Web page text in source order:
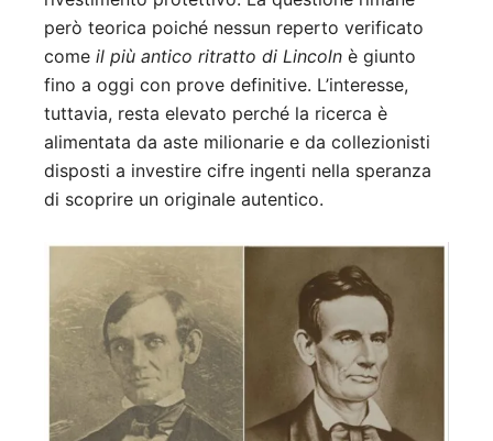
però teorica poiché nessun reperto verificato
come il più antico ritratto di Lincoln è giunto
fino a oggi con prove definitive. L’interesse,
tuttavia, resta elevato perché la ricerca è
alimentata da aste milionarie e da collezionisti
disposti a investire cifre ingenti nella speranza
di scoprire un originale autentico.